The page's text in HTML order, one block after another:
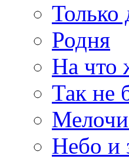
Только
Родня
На что
Так не
Небо и